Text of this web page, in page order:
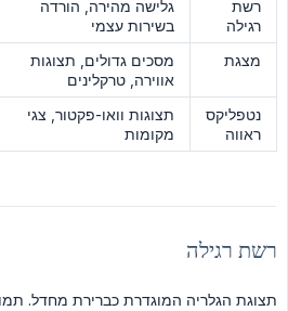
רשת
רגילה
גלישה מהירה, הורדה
בשירות עצמי
מצגת
מסכים גדולים, תצוגות
אווירה, טרקלינים
נטפליקס
ראווה
תצוגות וואו-פקטור, צגי
מקומות
רשת רגילה
תצוגת הגלריה המוגדרת כברירת מחדל.